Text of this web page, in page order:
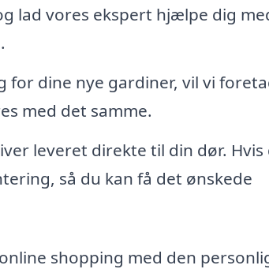
lad vores ekspert hjælpe dig
for dine nye gardiner, vil vi
med det samme.
leveret direkte til din dør. Hvis
så du kan få det ønskede
shopping med den